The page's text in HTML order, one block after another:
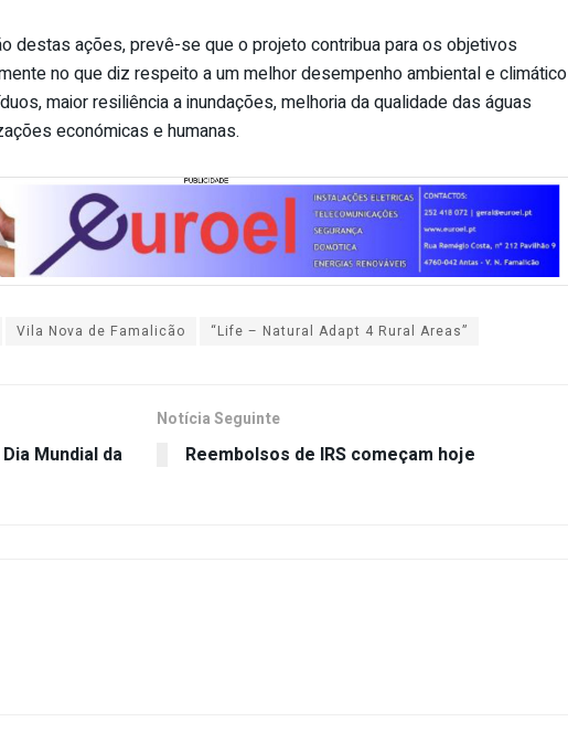
destas ações, prevê-se que o projeto contribua para os objetivos
no que diz respeito a um melhor desempenho ambiental e climático
maior resiliência a inundações, melhoria da qualidade das águas
económicas e humanas.
Vila Nova de Famalicão “Life – Natural Adapt 4 Rural Areas”
Mundial da
Notícia Seguinte
Reembolsos de IRS começam hoje